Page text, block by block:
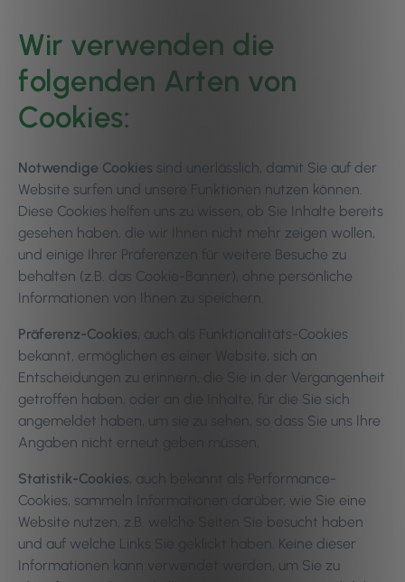
Wir verwenden die
folgenden Arten von
Cookies:
Notwendige Cookies sind unerlässlich, damit Sie auf der
Website surfen und unsere Funktionen nutzen können.
Diese Cookies helfen uns zu wissen, ob Sie Inhalte bereits
gesehen haben, die wir Ihnen nicht mehr zeigen wollen,
und einige Ihrer Präferenzen für weitere Besuche zu
behalten (z.B. das Cookie-Banner), ohne persönliche
Informationen von Ihnen zu speichern.
Präferenz-Cookies , auch als Funktionalitäts-Cookies
bekannt, ermöglichen es einer Website, sich an
Entscheidungen zu erinnern, die Sie in der Vergangenheit
getroffen haben, oder an die Inhalte, für die Sie sich
angemeldet haben, um sie zu sehen, so dass Sie uns Ihre
Angaben nicht erneut geben müssen.
Statistik-Cookies , auch bekannt als Performance-
Cookies, sammeln Informationen darüber, wie Sie eine
Website nutzen, z.B. welche Seiten Sie besucht haben
und auf welche Links Sie geklickt haben. Keine dieser
Informationen kann verwendet werden, um Sie zu